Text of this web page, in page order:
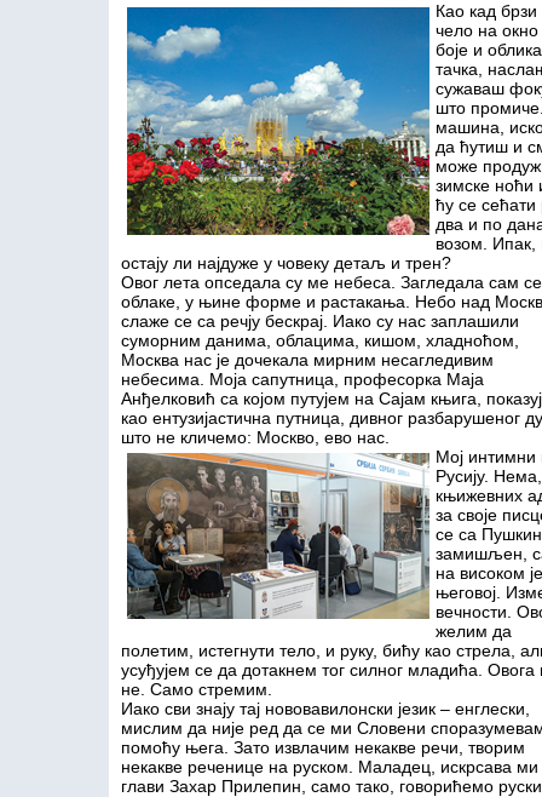
Као кад
чело на
боје и
тачка,
сужаваш
што
машина,
да ћутиш и
може
зимске ноћи
ћу се
два и по
возом. Ипак,
остају ли најдуже у човеку детаљ и трен?
Овог лета опседала су ме небеса. Загледала сам
облаке, у њине форме и растакања. Небо над
слаже се са речју бескрај. Иако су нас заплашили
суморним данима, облацима, кишом, хладноћом,
Москва нас је дочекала мирним несагледивим
небесима. Моја сапутница, професорка Маја
Анђелковић са којом путујем на Сајам књига,
као ентузијастична путница, дивног
што не кличемо: Москво, ево нас.
Мој интимни
Русију.
књижевних
за своје
се са
замишљен,
на високом
његовој.
вечности.
желим да
полетим, истегнути тело, и руку, бићу као стрела,
усуђујем се да дотакнем тог силног младића. Овога
не. Само стремим.
Иако сви знају тај нововавилонски језик – енглески,
мислим да није ред да се ми Словени
помоћу њега. Зато извлачим некакве речи, творим
некакве реченице на руском. Маладец, искрсава ми
глави Захар Прилепин, само тако, говорићемо